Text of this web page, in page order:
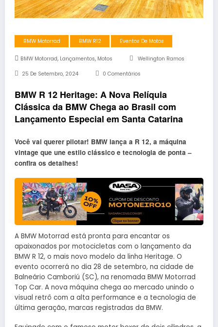
BMW Motorrad BMW R12 Eventos De Motos
BMW Motorrad, Lançamentos, Motos Wellington Ramos
25 De Setembro, 2024 0 Comentários
BMW R 12 Heritage: A Nova Relíquia
Clássica da BMW Chega ao Brasil com
Lançamento Especial em Santa Catarina
Você vai querer pilotar! BMW lança a R 12, a máquina
vintage que une estilo clássico e tecnologia de ponta –
confira os detalhes!
A BMW Motorrad está pronta para encantar os
apaixonados por motocicletas com o lançamento da
BMW R 12, o mais novo modelo da linha Heritage. O
evento ocorrerá no dia 28 de setembro, na cidade de
Balneário Camboriú (SC), na renomada BMW Motorrad
Top Car. A nova máquina chega ao mercado unindo o
visual retrô com a alta performance e a tecnologia de
última geração, marcas registradas da BMW.